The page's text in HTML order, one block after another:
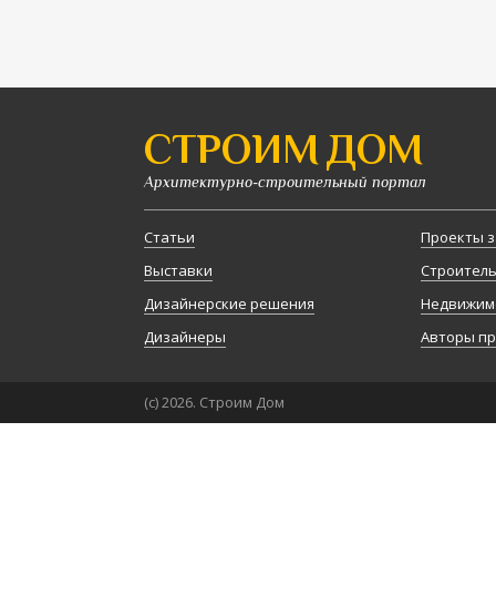
СТРОИМ ДОМ
Архитектурно-строительный портал
Статьи
Выставки
Дизайнерские решения
Дизайнеры
Проекты
Авторы
(с) 2026. Строим Дом